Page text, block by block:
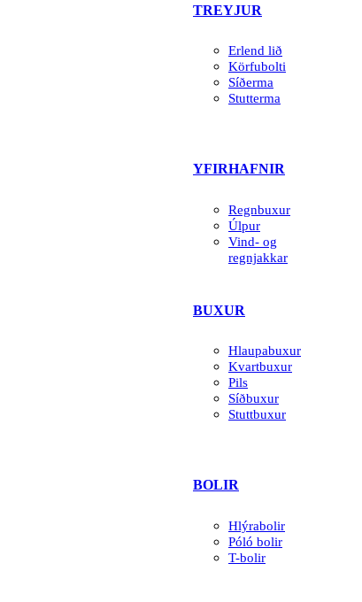
TREYJUR
Erlend lið
Körfubolti
Síðerma
Stutterma
YFIRHAFNIR
Regnbuxur
Úlpur
Vind- og
regnjakkar
BUXUR
Hlaupabuxur
Kvartbuxur
Pils
Síðbuxur
Stuttbuxur
BOLIR
Hlýrabolir
Póló bolir
T-bolir